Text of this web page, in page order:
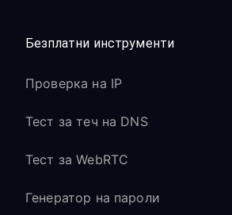
Безплатни инструменти
Проверка на IP
Тест за теч на DNS
Тест за WebRTC
Генератор на пароли